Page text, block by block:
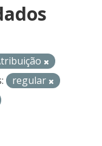
regular